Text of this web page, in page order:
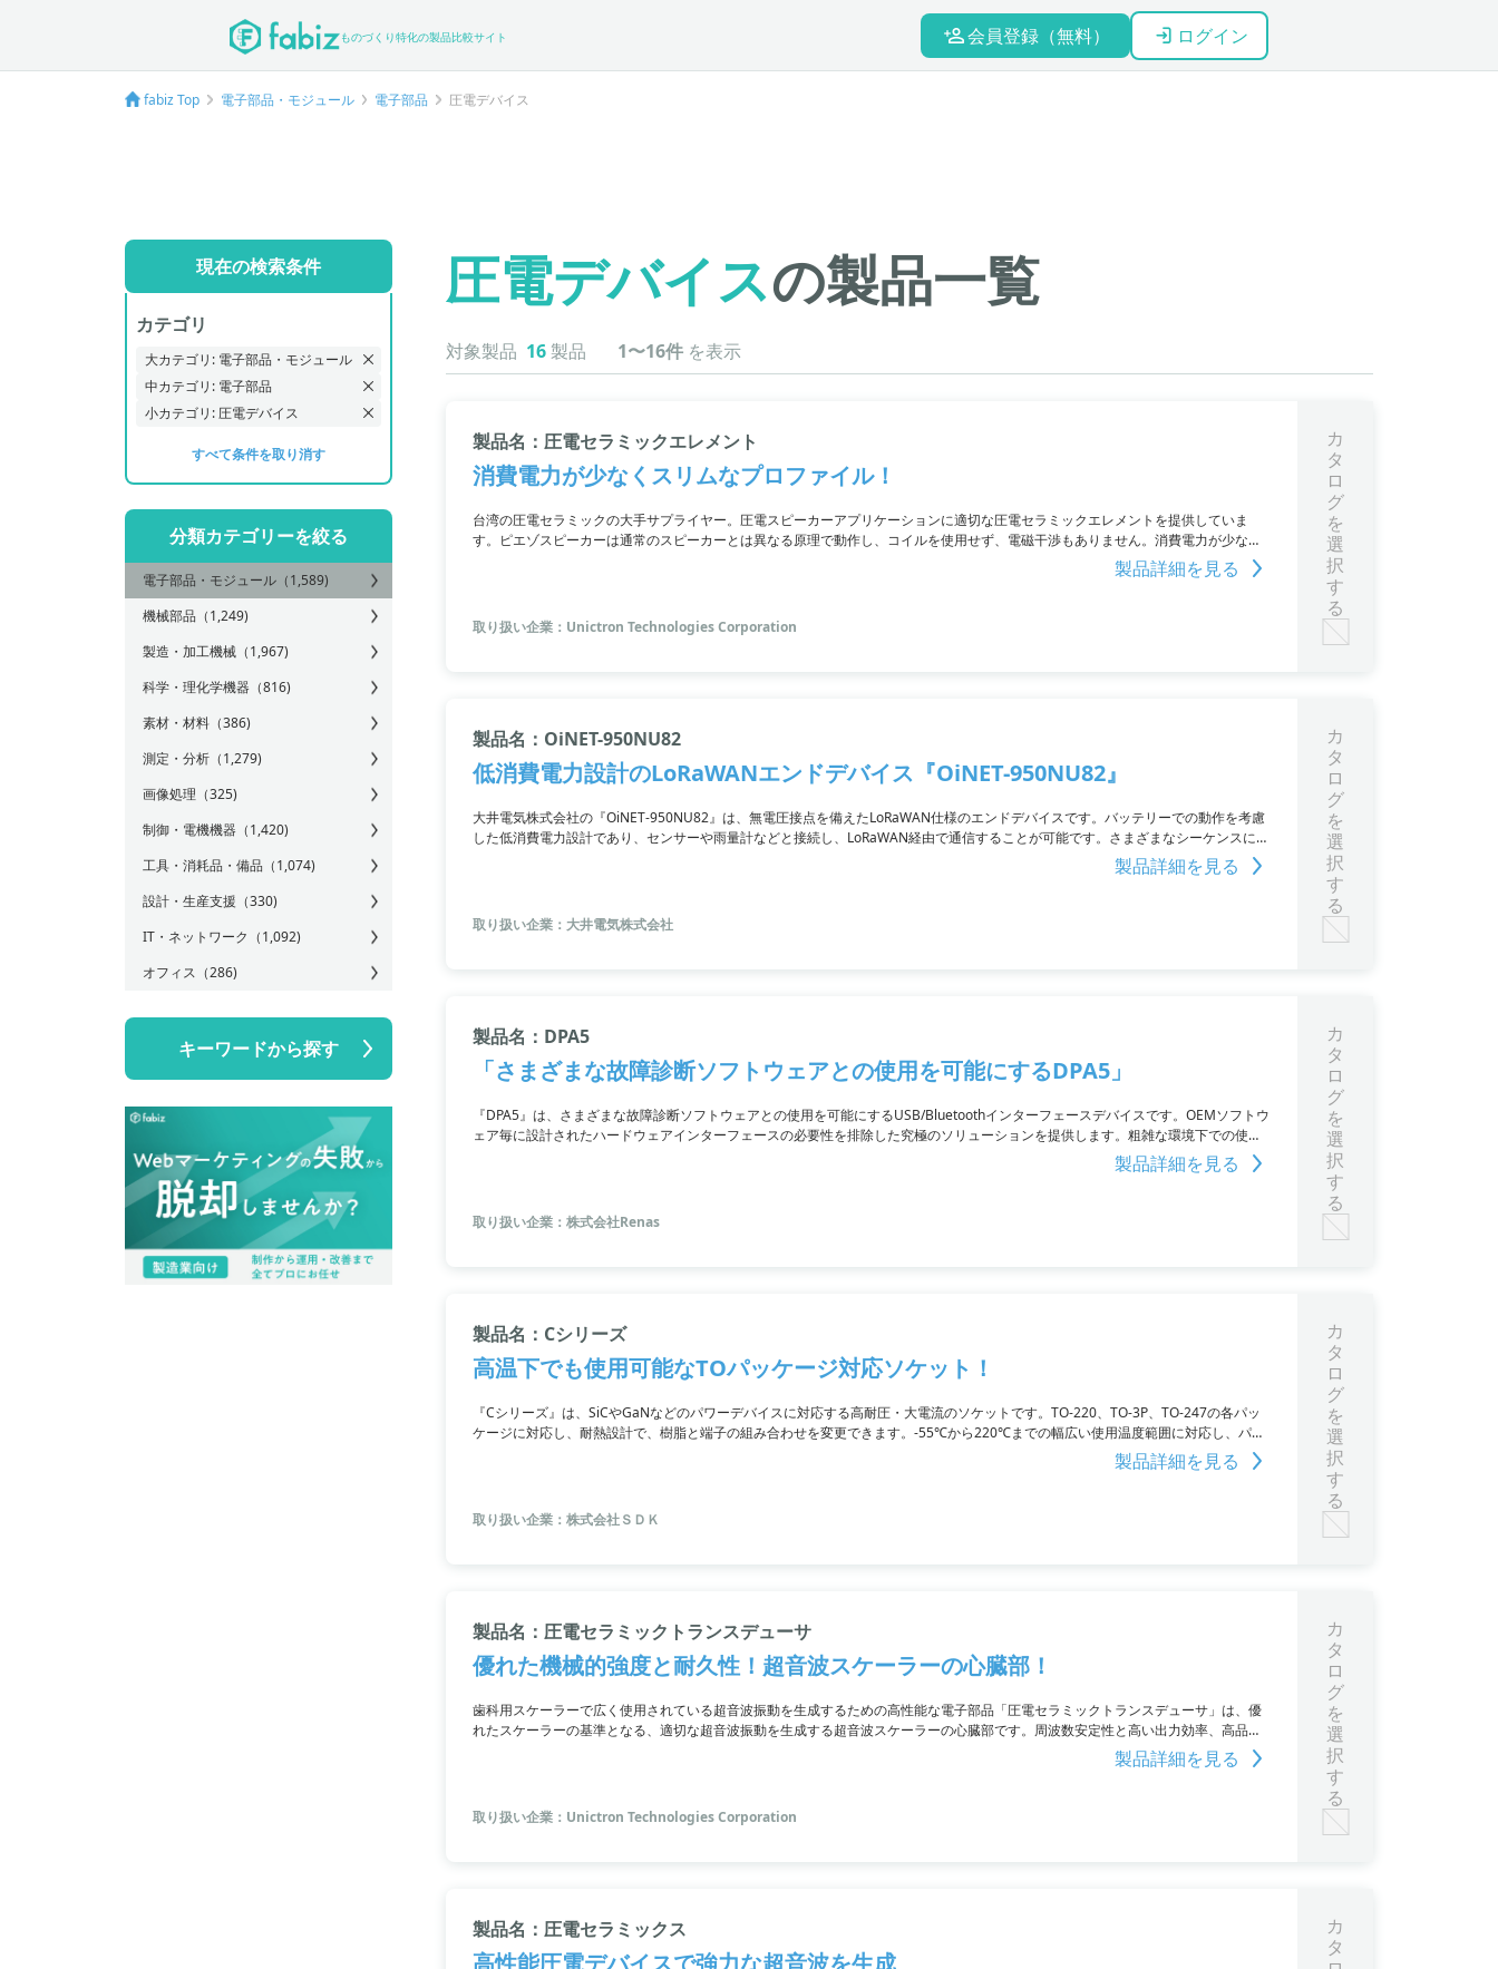
ものづくり特化の製品比較サイト 会員登録（無料） ログイン
fabiz Top 電子部品・モジュール 電子部品 圧電デバイス
現在の検索条件
カテゴリ
大カテゴリ: 電子部品・モジュール
中カテゴリ: 電子部品
小カテゴリ: 圧電デバイス
すべて条件を取り消す
分類カテゴリーを絞る
電子部品・モジュール （1,589)
機械部品 （1,249)
製造・加工機械 （1,967)
科学・理化学機器 （816)
素材・材料 （386)
測定・分析 （1,279)
画像処理 （325)
制御・電機機器 （1,420)
工具・消耗品・備品 （1,074)
設計・生産支援 （330)
IT・ネットワーク （1,092)
オフィス （286)
キーワードから探す
圧電デバイスの製品一覧
対象製品 16 製品 1〜16件 を表示
製品名：圧電セラミックエレメント
消費電力が少なくスリムなプロファイル！
台湾の圧電セラミックの大手サプライヤー。圧電スピーカーアプリケーションに適切な圧電セラミックエレメントを提供していま
す。ピエゾスピーカーは通常のスピーカーとは異なる原理で動作し、コイルを使用せず、電磁干渉もありません。消費電力が少なく
スリムなプロファイルになっています。特に平らで狭いスペースに設置するのに適していて、ポータブルデバイスなどに最適です。
製品詳細を見る
取り扱い企業：Unictron Technologies Corporation
カ
タ
ロ
グ
を
選
択
す
る
製品名：OiNET-950NU82
低消費電力設計のLoRaWANエンドデバイス『OiNET-950NU82』
大井電気株式会社の『OiNET-950NU82』は、無電圧接点を備えたLoRaWAN仕様のエンドデバイスです。バッテリーでの動作を考慮
した低消費電力設計であり、センサーや雨量計などと接続し、LoRaWAN経由で通信することが可能です。さまざまなシーケンスに対
製品詳細を見る
取り扱い企業：大井電気株式会社
カ
タ
ロ
グ
を
選
択
す
る
製品名：DPA5
「さまざまな故障診断ソフトウェアとの使用を可能にするDPA5」
『DPA5』は、さまざまな故障診断ソフトウェアとの使用を可能にするUSB/Bluetoothインターフェースデバイスです。OEMソフトウ
ェア毎に設計されたハードウェアインターフェースの必要性を排除した究極のソリューションを提供します。粗雑な環境下での使
用、製品のアップグレードに柔軟に対応できるよう設計されており、DPA製品で使用可能なTruckConnectソフトウェアライブラリが
製品詳細を見る
取り扱い企業：株式会社Renas
カ
タ
ロ
グ
を
選
択
す
る
製品名：Cシリーズ
高温下でも使用可能なTOパッケージ対応ソケット！
『Cシリーズ』は、SiCやGaNなどのパワーデバイスに対応する高耐圧・大電流のソケットです。TO-220、TO-3P、TO-247の各パッ
ケージに対応し、耐熱設計で、樹脂と端子の組み合わせを変更できます。-55℃から220℃までの幅広い使用温度範囲に対応し、パワ
製品詳細を見る
取り扱い企業：株式会社ＳＤＫ
カ
タ
ロ
グ
を
選
択
す
る
製品名：圧電セラミックトランスデューサ
優れた機械的強度と耐久性！超音波スケーラーの心臓部！
歯科用スケーラーで広く使用されている超音波振動を生成するための高性能な電子部品「圧電セラミックトランスデューサ」は、優
れたスケーラーの基準となる、適切な超音波振動を生成する超音波スケーラーの心臓部です。周波数安定性と高い出力効率、高品質
製品詳細を見る
取り扱い企業：Unictron Technologies Corporation
カ
タ
ロ
グ
を
選
択
す
る
製品名：圧電セラミックス
高性能圧電デバイスで強力な超音波を生成
カ
タ